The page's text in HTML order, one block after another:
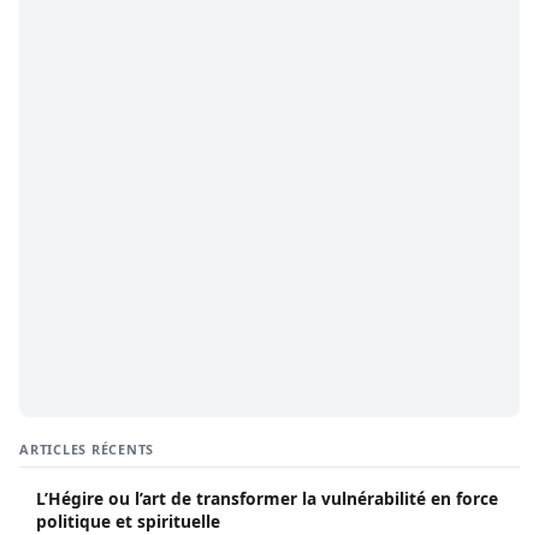
ARTICLES RÉCENTS
L’Hégire ou l’art de transformer la vulnérabilité en force
politique et spirituelle